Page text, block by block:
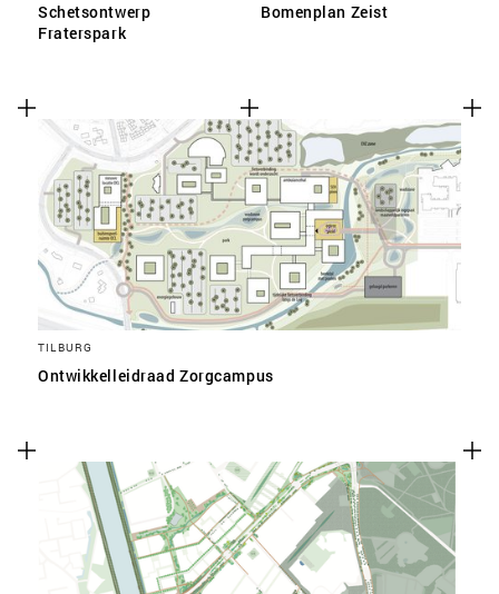
Schetsontwerp
Fraterspark
Bomenplan Zeist
TILBURG
Ontwikkelleidraad Zorgcampus